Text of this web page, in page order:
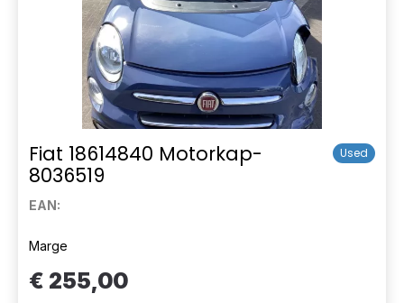
Fiat 18614840 Motorkap-
8036519
Used
EAN:
Marge
€ 255,00